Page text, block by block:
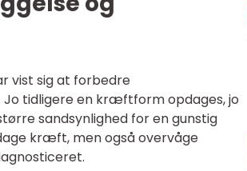
vist sig at forbedre
Jo tidligere en kræftform opdages, jo
sandsynlighed for en gunstig
kræft, men også overvåge